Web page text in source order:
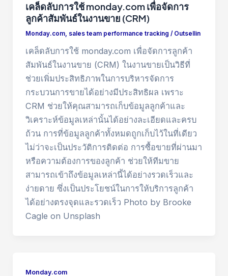
เคล็ดลับการใช้ monday.com เพื่อจัดการ
ลูกค้าสัมพันธ์ในงานขาย (CRM)
Monday.com, sales team performance tracking / Outsellin
เคล็ดลับการใช้ monday.com เพื่อจัดการลูกค้า
สัมพันธ์ในงานขาย (CRM) ในงานขายเป็นวิธีที่
ช่วยเพิ่มประสิทธิภาพในการบริหารจัดการ
กระบวนการขายได้อย่างมีประสิทธิผล เพราะ
CRM ช่วยให้คุณสามารถเก็บข้อมูลลูกค้าและ
วิเคราะห์ข้อมูลเหล่านั้นได้อย่างละเอียดและครบ
ถ้วน การที่ข้อมูลลูกค้าทั้งหมดถูกเก็บไว้ในที่เดียว
ไม่ว่าจะเป็นประวัติการติดต่อ การซื้อขายที่ผ่านมา
หรือความต้องการของลูกค้า ช่วยให้ทีมขาย
สามารถเข้าถึงข้อมูลเหล่านี้ได้อย่างรวดเร็วและ
ง่ายดาย ซึ่งเป็นประโยชน์ในการให้บริการลูกค้า
ได้อย่างตรงจุดและรวดเร็ว Photo by Brooke
Cagle on Unsplash
Monday.com